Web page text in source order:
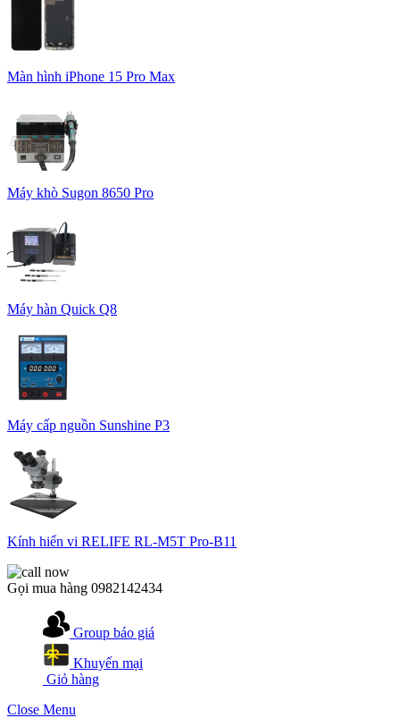
Màn hình iPhone 15 Pro Max
Máy khò Sugon 8650 Pro
Máy hàn Quick Q8
Máy cấp nguồn Sunshine P3
Kính hiển vi RELIFE RL-M5T Pro-B11
Gọi mua hàng 0982142434
Group báo giá
Khuyến mại
Giỏ hàng
Close Menu